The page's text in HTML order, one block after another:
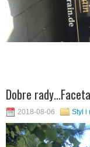
Dobre
2018-08-06 Styl i